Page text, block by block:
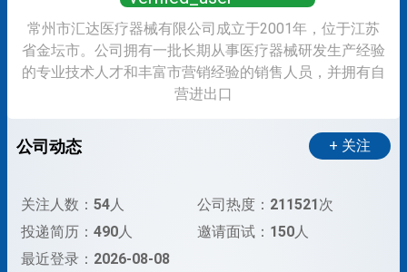
营业执照已认证，放心求职
常州市汇达医疗器械有限公司成立于2001年，位于江苏
省金坛市。公司拥有一批长期从事医疗器械研发生产经验
的专业技术人才和丰富市营销经验的销售人员，并拥有自
营进出口
公司动态 + 关注
关注人数： 54人 公司热度： 211521次
投递简历： 490人 邀请面试： 150人
最近登录： 2026-08-08